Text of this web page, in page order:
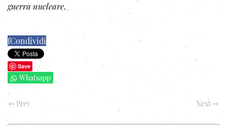
guerra nucleare.
fCondividi
Save
Whatsapp
Prev Next